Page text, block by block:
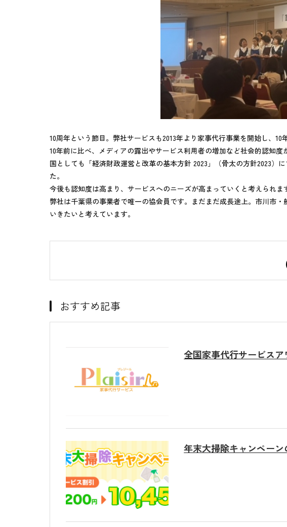
10周年という節目。弊社サービスも2013年より家事代行事業を開始し、10
10年前に比べ、メディアの露出やサービス利用者の増加など社会的認知度
国としても「経済財政運営と改革の基本方針 2023」（骨太の方針2023
た。
今後も認知度は高まり、サービスへのニーズが高まっていくと考えられま
弊社は千葉県の事業者で唯一の協会員です。まだまだ成長途上。市川市
いきたいと考えています。
おすすめ記事
全国家事代行サービスア
年末大掃除キャンペーン